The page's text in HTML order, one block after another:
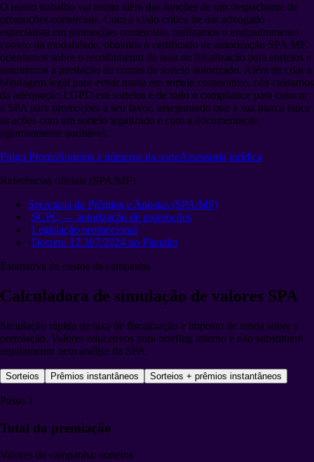
O nosso trabalho vai muito além das funções de um despachante de
promoções comerciais. Com a visão crítica de um advogado
especialista em promoções comerciais, realizamos o enquadramento
correto da modalidade, obtemos o certificado de autorização SPA MF,
orientamos sobre o recolhimento da taxa de fiscalização para sorteios e
assumimos a prestação de contas de sorteio autorizado. Além de criar a
blindagem legal para evitar multa em sorteio corporativo, nós cuidamos
da adequação LGPD em sorteios e de todo o compliance para colocar
a SPA para promoções a seu favor, assegurando que a sua marca lance
as ações com um sorteio legalizado e com a documentação
rigorosamente auditável.
Polgo PromoSorteios e números da sorteAssessoria jurídica
Referências oficiais (SPA/MF)
Secretaria de Prêmios e Apostas (SPA/MF)
·SCPC — autorização de promoções
·Legislação promocional
·Decreto 12.307/2024 no Planalto
Estimativa de custos da campanha
Calculadora de simulação de valores SPA
Simulação rápida de taxa de fiscalização e imposto de renda sobre a
premiação. Valores educativos para briefing interno e não substituem
regulamento nem análise da SPA.
Sorteios Prêmios instantâneos Sorteios + prêmios instantâneos
Passo 1
Total da premiação
Valores da campanha: sorteios